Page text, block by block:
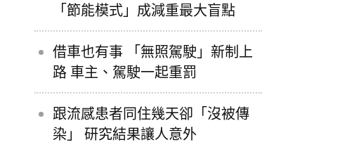
「節能模式」成減重最大盲點
借車也有事 「無照駕駛」新制上
路 車主、駕駛一起重罰
跟流感患者同住幾天卻「沒被傳
染」 研究結果讓人意外